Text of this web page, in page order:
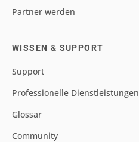
Partner werden
WISSEN & SUPPORT
Support
Professionelle Dienstleistungen
Glossar
Community